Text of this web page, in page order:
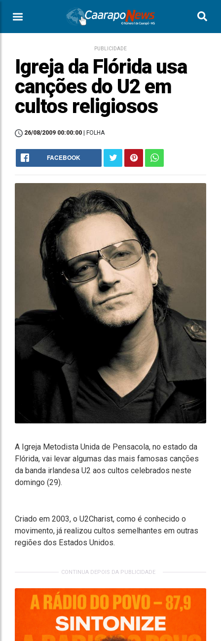
PUBLICIDADE
Igreja da Flórida usa
canções do U2 em
cultos religiosos
26/08/2009 00:00:00 | FOLHA
FACEBOOK
A Igreja Metodista Unida de Pensacola, no estado da
Flórida, vai levar algumas das mais famosas canções
da banda irlandesa U2 aos cultos celebrados neste
domingo (29).
Criado em 2003, o U2Charist, como é conhecido o
movimento, já realizou cultos semelhantes em outras
regiões dos Estados Unidos.
CONTINUA DEPOIS DA PUBLICIDADE